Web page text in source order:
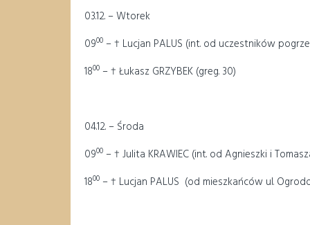
03.12. – Wtorek
0900 – † Lucjan PALUS (int. od uczestników
1800 – † Łukasz GRZYBEK (greg. 30)
04.12. – Środa
0900 – † Julita KRAWIEC (int. od Agnieszki i
1800 – † Lucjan PALUS (od mieszkańców ul.